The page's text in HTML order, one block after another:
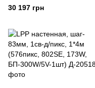
802SE, 86W, БП-90W/5V-1шт)
30 197 грн